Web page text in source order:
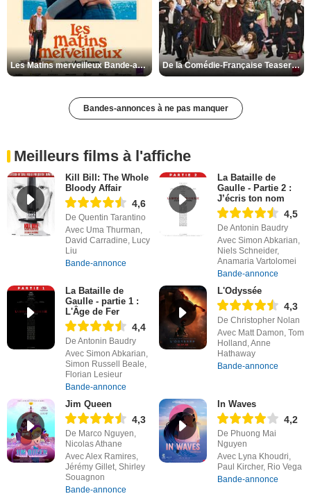
Les Matins merveilleux Bande-annonce VF De la Comédie-Française Teaser VF
Bandes-annonces à ne pas manquer
Meilleurs films à l'affiche
Kill Bill: The Whole
Bloody Affair
4,6
De Quentin Tarantino
Avec Uma Thurman,
David Carradine, Lucy
Liu
Bande-annonce
La Bataille de
Gaulle - Partie 2 :
J’écris ton nom
4,5
De Antonin Baudry
Avec Simon Abkarian,
Niels Schneider,
Anamaria Vartolomei
Bande-annonce
La Bataille de
Gaulle - partie 1 :
L'Âge de Fer
4,4
De Antonin Baudry
Avec Simon Abkarian,
Simon Russell Beale,
Florian Lesieur
Bande-annonce
L'Odyssée
4,3
De Christopher Nolan
Avec Matt Damon, Tom
Holland, Anne
Hathaway
Bande-annonce
Jim Queen
4,3
De Marco Nguyen,
Nicolas Athane
Avec Alex Ramires,
Jérémy Gillet, Shirley
Souagnon
Bande-annonce
In Waves
4,2
De Phuong Mai
Nguyen
Avec Lyna Khoudri,
Paul Kircher, Rio Vega
Bande-annonce